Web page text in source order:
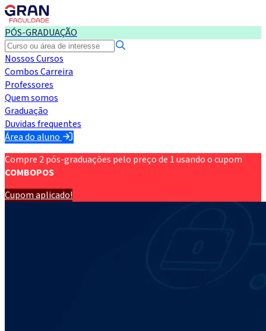
PÓS-GRADUAÇÃO
Nossos Cursos
Combos Carreira
Professores
Quem somos
Graduação
Duvidas frequentes
Área do aluno
Compre 2 pós-graduações pelo preço de 1 usando o cupom
COMBOPOS
Cupom aplicado!